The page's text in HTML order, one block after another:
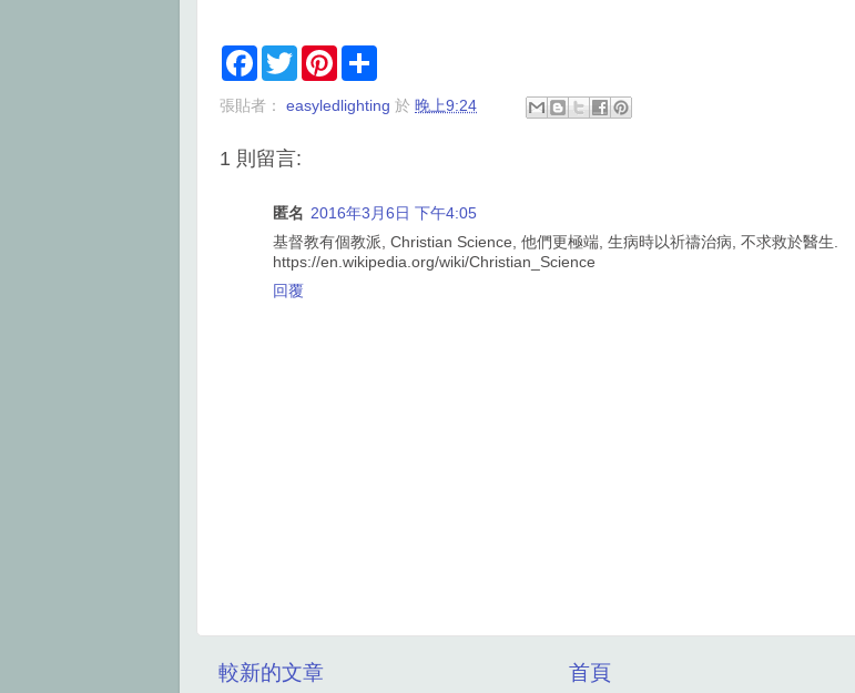
F
e
o
T
w
t
r
P
t
r
張貼者： easyledlighting 於 晚上9:24
1 則留言:
匿名 2016年3月6日 下午4:05
基督教有個教派, Christian Science, 他們更極端, 生病時以祈禱治病, 不求救於醫生.
https://en.wikipedia.org/wiki/Christian_Science
回覆
較新的文章 首頁